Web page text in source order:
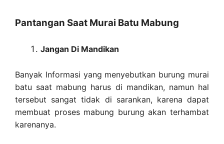
Pantangan Saat Murai Batu Mabung
Jangan Di Mandikan
Banyak Informasi yang menyebutkan burung murai
batu saat mabung harus di mandikan, namun hal
tersebut sangat tidak di sarankan, karena dapat
membuat proses mabung burung akan terhambat
karenanya.